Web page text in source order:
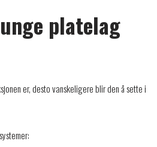
platelag
er, desto vanskeligere blir den å sette i